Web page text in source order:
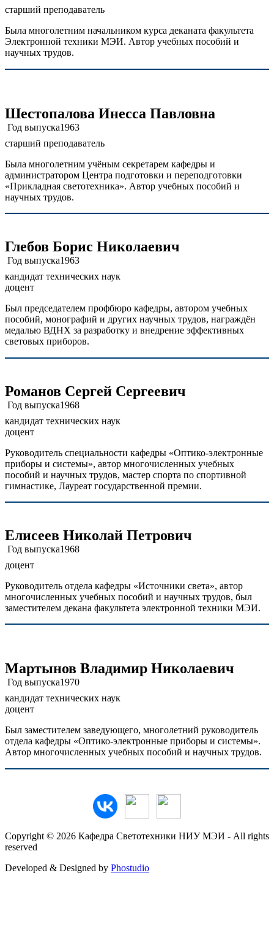
старший преподаватель
Была многолетним начальником курса деканата факультета
Электронной техники МЭИ. Автор учебных пособий и
научных трудов.
Шестопалова Инесса Павловна
Год выпуска1963
старший преподаватель
Была многолетним учёным секретарем кафедры и
администратором Центра подготовки и переподготовки
«Прикладная светотехника». Автор учебных пособий и
научных трудов.
Глебов Борис Николаевич
Год выпуска1963
кандидат технических наук
доцент
Был председателем профбюро кафедры, автором учебных
пособий, монографий и других научных трудов, награждён
медалью ВДНХ за разработку и внедрение эффективных
световых приборов.
Романов Сергей Сергеевич
Год выпуска1968
кандидат технических наук
доцент
Руководитель специальности кафедры «Оптико-электронные
приборы и системы», автор многочисленных учебных
пособий и научных трудов, мастер спорта по спортивной
гимнастике, Лауреат государственной премии.
Елисеев Николай Петрович
Год выпуска1968
доцент
Руководитель отдела кафедры «Источники света», автор
многочисленных учебных пособий и научных трудов, был
заместителем декана факультета электронной техники МЭИ.
Мартынов Владимир Николаевич
Год выпуска1970
кандидат технических наук
доцент
Был заместителем заведующего, многолетний руководитель
отдела кафедры «Оптико-электронные приборы и системы».
Автор многочисленных учебных пособий и научных трудов.
Copyright © 2026 Кафедра Светотехники НИУ МЭИ - All rights
reserved
Developed & Designed by Phostudio